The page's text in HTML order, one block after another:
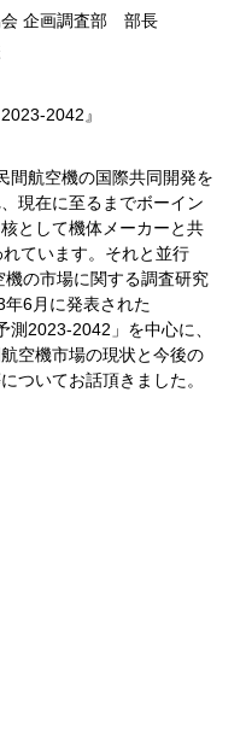
企画調査部 部長
2042』
間航空機の国際共同開発を
現在に至るまでボーイン
として機体メーカーと共
ています。それと並行
の市場に関する調査研究
6月に発表された
2023-2042」を中心に、
空機市場の現状と今後の
ついてお話頂きました。